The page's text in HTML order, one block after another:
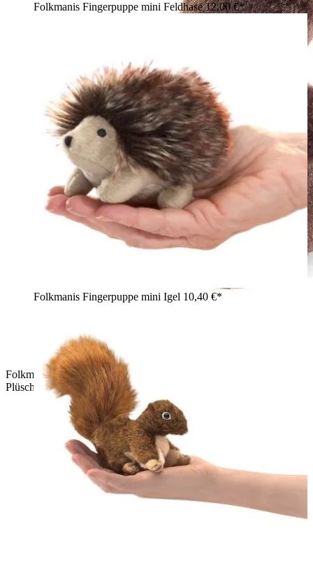
Folkmanis Fingerpuppe mini sitzender Bär in dunkelbraunem
Plüsch, Rückansicht mit ausgestreckten Armen
Folkmanis Fingerpuppe mini Feldhase12,00 €*
Folkmanis Fingerpuppe mini Igel 10,40 €*